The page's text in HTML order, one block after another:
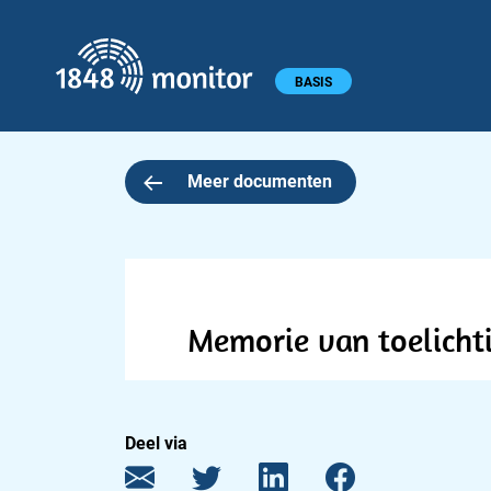
Hoofdmenu BASIS
Meer documenten
Memorie van
Deel via